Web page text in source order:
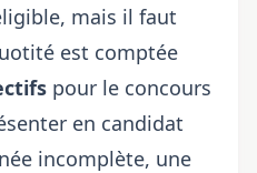
mais il faut
est comptée
pour le concours
en candidat
incomplète, une